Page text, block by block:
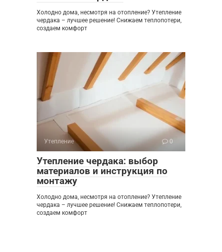
Холодно дома, несмотря на отопление? Утепление
чердака – лучшее решение! Снижаем теплопотери,
создаем комфорт
Утепление 0
Утепление чердака: выбор
материалов и инструкция по
монтажу
Холодно дома, несмотря на отопление? Утепление
чердака – лучшее решение! Снижаем теплопотери,
создаем комфорт